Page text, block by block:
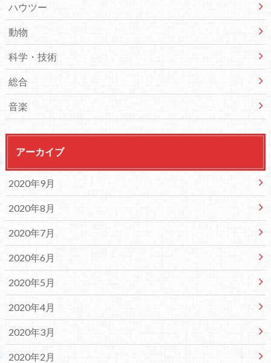
ハウツー
動物
科学・技術
総合
音楽
アーカイブ
2020年9月
2020年8月
2020年7月
2020年6月
2020年5月
2020年4月
2020年3月
2020年2月